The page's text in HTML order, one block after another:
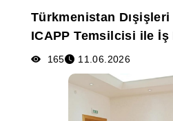
Yayınlar
Medya
Poster
Türkmenistan Dışişleri
ICAPP Temsilcisi ile
165 11.06.2026